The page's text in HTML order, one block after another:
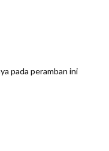
pada peramban ini